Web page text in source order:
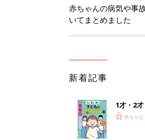
赤ちゃんの病気や事
いてまとめました
新着記事
1才・2
赤ちゃん